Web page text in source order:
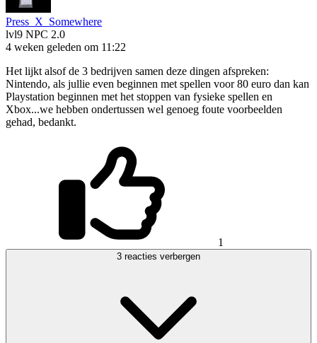
Press_X_Somewhere
lvl9 NPC 2.0
4 weken geleden om 11:22
Het lijkt alsof de 3 bedrijven samen deze dingen afspreken:
Nintendo, als jullie even beginnen met spellen voor 80 euro dan kan
Playstation beginnen met het stoppen van fysieke spellen en
Xbox...we hebben ondertussen wel genoeg foute voorbeelden
gehad, bedankt.
1
3 reacties verbergen